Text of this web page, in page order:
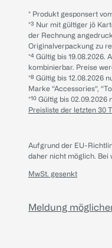
* Produkt gesponsert
*³ Nur mit gültiger jö
der Rechnung
Originalverpackung zu
*⁴ Gültig bis
kombinierbar. Preise
*⁸ Gültig bis 12.08.2026
Marke “Accessories“,
*¹⁰ Gültig bis
Preisliste der letzten 30
Aufgrund der EU-
daher nicht möglich. Bei
MwSt. gesenkt
Meldung